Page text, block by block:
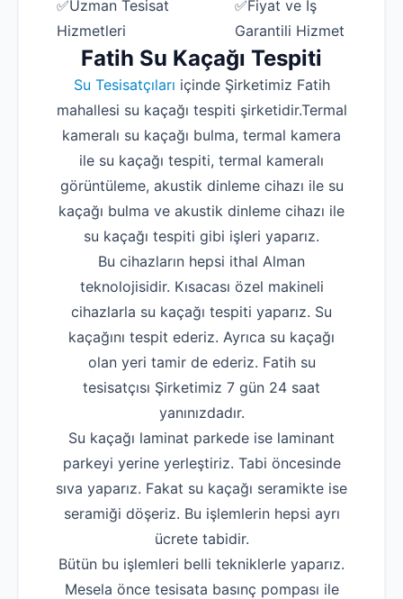
✅Uzman Tesisat
Hizmetleri
✅Fiyat ve İş
Garantili Hizmet
Fatih Su Kaçağı Tespiti
Su Tesisatçıları içinde Şirketimiz Fatih
mahallesi su kaçağı tespiti şirketidir.Termal
kameralı su kaçağı bulma, termal kamera
ile su kaçağı tespiti, termal kameralı
görüntüleme, akustik dinleme cihazı ile su
kaçağı bulma ve akustik dinleme cihazı ile
su kaçağı tespiti gibi işleri yaparız.
Bu cihazların hepsi ithal Alman
teknolojisidir. Kısacası özel makineli
cihazlarla su kaçağı tespiti yaparız. Su
kaçağını tespit ederiz. Ayrıca su kaçağı
olan yeri tamir de ederiz. Fatih su
tesisatçısı Şirketimiz 7 gün 24 saat
yanınızdadır.
Su kaçağı laminat parkede ise laminant
parkeyi yerine yerleştiriz. Tabi öncesinde
sıva yaparız. Fakat su kaçağı seramikte ise
seramiği döşeriz. Bu işlemlerin hepsi ayrı
ücrete tabidir.
Bütün bu işlemleri belli tekniklerle yaparız.
Mesela önce tesisata basınç pompası ile